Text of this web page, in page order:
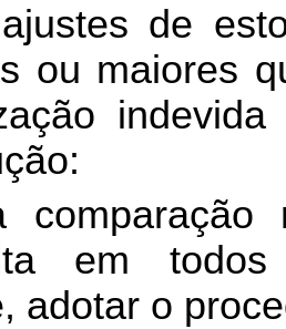
de
ou maiores
em
adotar o